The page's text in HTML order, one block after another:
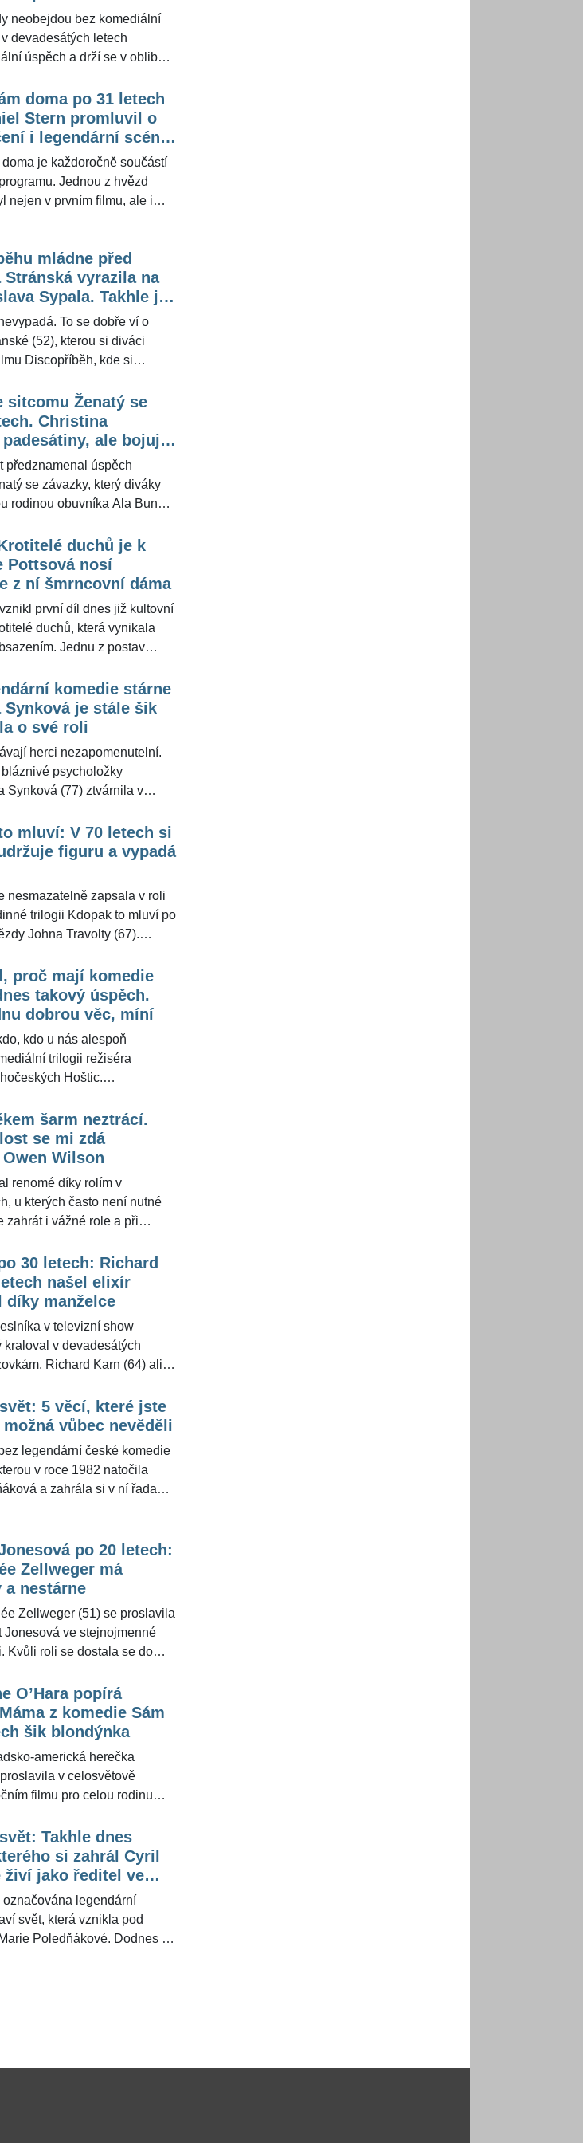
pro ŽivotvČesku.cz
Zdeněk Troška.
neobejdou bez komediální
devadesátých letech
úspěch a drží se v oblibě
které přelstí malý
herecký velikán a
filmové premiéry uběhlo už
doma po 31 letech
Stern promluvil o
i legendární scéně
je každoročně součástí
Jednou z hvězd
nejen v prvním filmu, ale i
Od premiéry filmu
komika se stal
v umělecké branži a vychoval
mládne před
vyrazila na
Sypala. Takhle jí
To se dobře ví o
(52), kterou si diváci
Discopříběh, kde si
Jaroslava Sypala (63),
upoutala na první pohled
"Moc jí to samozřejmě
sitcomu Ženatý se
Christina
ale bojuje
předznamenal úspěch
se závazky, který diváky
rodinou obuvníka Ala Bundy.
oslaví jubilejní půlstoletí.
pořád půvabnou ženou,
s vážnou nemocí, která jí
duchů je k
Pottsová nosí
z ní šmrncovní dáma
první díl dnes již kultovní
duchů, která vynikala
Jednu z postav
a také partnerku pana
uběhlo neskutečných 37 let
starší dáma, která na
komedie stárne
Synková je stále šik
o své roli
herci nezapomenutelní.
psycholožky
Synková (77) ztvárnila v
které patří mezi klasiku
to skvělé. Natáčení
a musím říct, že to
řekla pro
mluví: V 70 letech si
figuru a vypadá
nesmazatelně zapsala v roli
trilogii Kdopak to mluví po
Johna Travolty (67).
i pády, které jí nakonec
a tomu, v čem vidí skutečné
kráskou Hollywoodu v 80.
za jejími psychickými
duši bojovnice, které se
V lednu letošního
proč mají komedie
takový úspěch.
dobrou věc, míní
kdo u nás alespoň
trilogii režiséra
Hoštic.
dabér Jiří Lábus (71), který
na dobu natáčení,
"Můžu zcela upřímně
diváky takový ohlas a že
i po tolika letech líbit," řekl.
šarm neztrácí.
se mi zdá
Wilson
renomé díky rolím v
u kterých často není nutné
zahrát i vážné role a při
komickou stránku, kterou
se zamyslel nad stárnutím,
vytrácí a zdá se nereálná.
30 letech: Richard
našel elixír
díky manželce
v televizní show
kraloval v devadesátých
Richard Karn (64) alias
Timem Allenem (67), který
opakem.
5 věcí, které jste
vůbec nevěděli
legendární české komedie
v roce 1982 natočila
a zahrála si v ní řada
k obrazovce. Co jste ale
nevěděli? Redakce
několik zajímavých
po 20 letech:
Zellweger má
a nestárne
Zellweger (51) se proslavila
ve stejnojmenné
Kvůli roli se dostala se do
51 letech velmi štíhlou
jako kilům navíc se
stárnutí – vráskám.
O’Hara popírá
z komedie Sám
šik blondýnka
americká herečka
v celosvětově
filmu pro celou rodinu
účes odpovídající tehdejším
tolika letech od natáčení
své osobité kouzlo a
stárnutí.
Takhle dnes
si zahrál Cyril
živí jako ředitel ve
úvěrylegendární
svět, která vznikla pod
Poledňákové. Dodnes k
herců. Někteří z nich se za